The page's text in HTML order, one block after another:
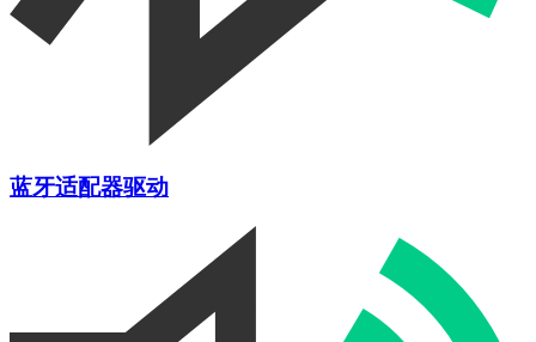
蓝牙适配器驱动